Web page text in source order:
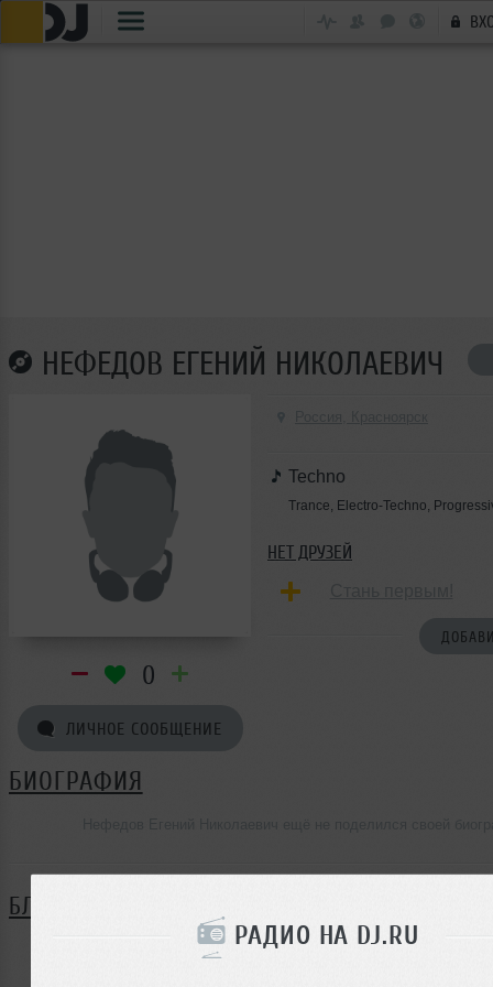
РАДИО НА DJ.RU
НЕФЕДОВ ЕГЕНИЙ НИКОЛАЕВИЧ
0
ЛИЧНОЕ СООБЩЕНИЕ
Techno
Trance, Electro-Techno,
НЕТ ДРУЗЕЙ
БИОГРАФИЯ
БЛОГ